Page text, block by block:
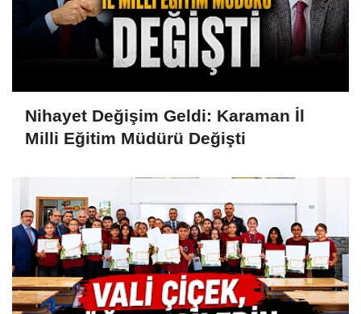
Nihayet Değişim Geldi: Karaman İl
Milli Eğitim Müdürü Değişti